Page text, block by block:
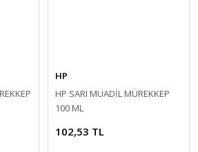
HP
HP SARI MUADİL MÜREKKEP
100 ML
102,53 TL